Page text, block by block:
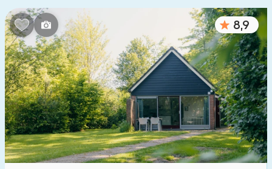
Kindermöbel 5
Eingezäunter Garten 4
Spielgeräte im Garten 2
Hallenbad 55
Freibad 23
Kinderanimation 49
8,9